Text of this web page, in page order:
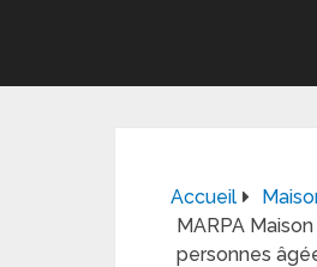
Accueil
MARPA
personnes